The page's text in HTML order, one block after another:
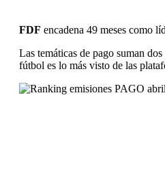
FDF encadena 49 meses como
Las temáticas de pago suman
fútbol es lo más visto de las